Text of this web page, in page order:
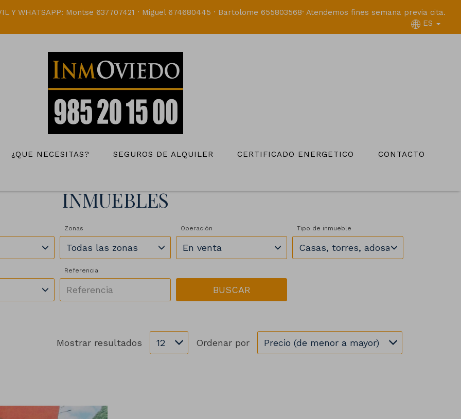
Y WHATSAPP: Montse 637707421 · Miguel 674680445 · Bartolome 655803568· Atendemos fines semana previa cita.
ES
¿QUE NECESITAS? SEGUROS DE ALQUILER CERTIFICADO ENERGETICO CONTACTO
INMUEBLES
Zonas
Todas las zonas
Operación
En venta
Tipo de inmueble
Casas, torres, adosados, chalets
Referencia
BUSCAR
Mostrar resultados 12 Ordenar por Precio (de menor a mayor)